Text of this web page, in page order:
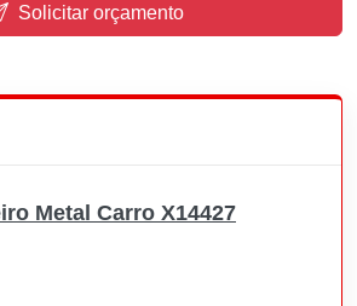
Solicitar orçamento
Metal Carro X14427